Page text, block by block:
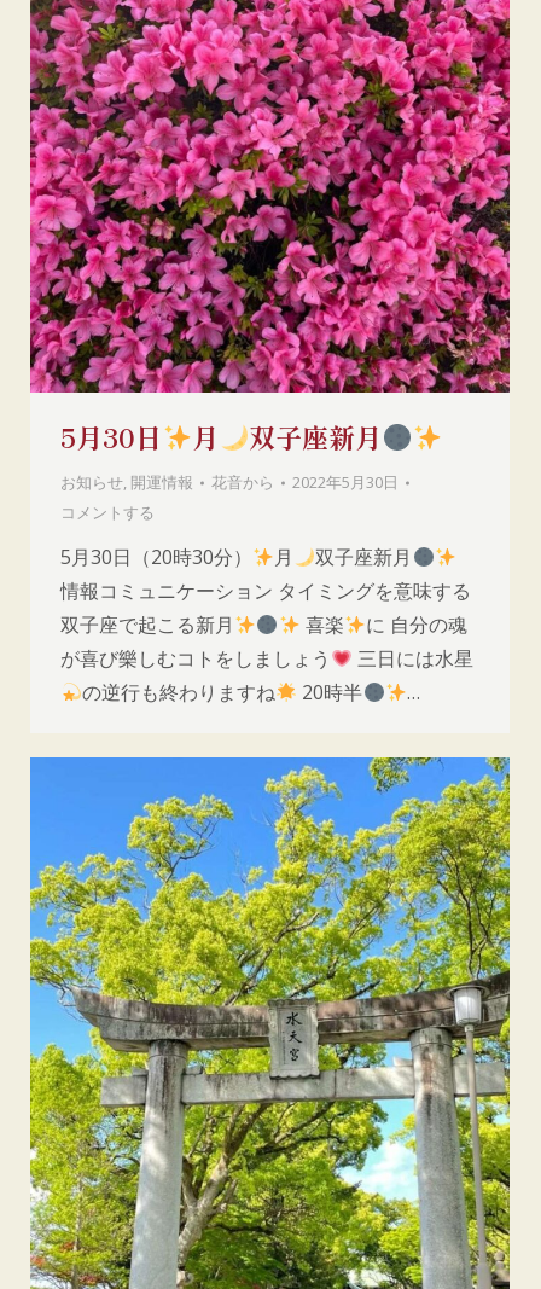
5月30日 月 双子座新月
お知らせ, 開運情報 花音から
2022年5月30日
コメントする
5月30日（20時30分） 月
双子座新月
情報コミュニケーション タイミングを意味する
双子座で起こる新月
喜楽
に 自分の魂
が喜び樂しむコトをしましょう
三日には水星
の逆行も終わりますね
20時半 …